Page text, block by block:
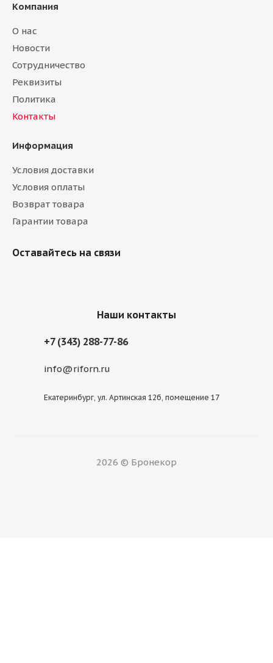
Компания
О нас
Новости
Сотрудничество
Реквизиты
Политика
Контакты
Информация
Условия доставки
Условия оплаты
Возврат товара
Гарантии товара
Оставайтесь на связи
Наши контакты
+7 (343) 288-77-86
info@riforn.ru
Екатеринбург, ул. Артинская 12б, помещение 17
2026 © Бронекор